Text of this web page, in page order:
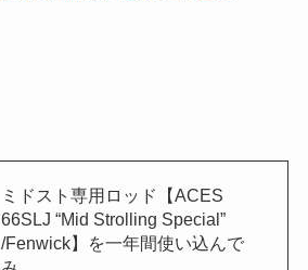
ミドスト専用ロッド【ACES
66SLJ “Mid Strolling Special”
/Fenwick】を一年間使い込んで